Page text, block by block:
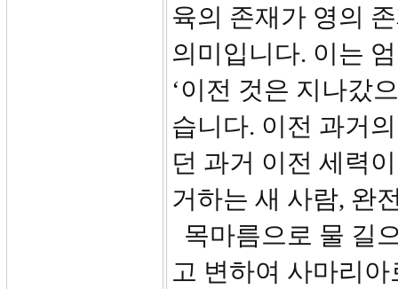
육의 존재가 영의
의미입니다. 이는
‘이전 것은 지나갔
습니다. 이전 과거
던 과거 이전 세력
거하는 새 사람, 완
목마름으로 물 길
고 변하여 사마리